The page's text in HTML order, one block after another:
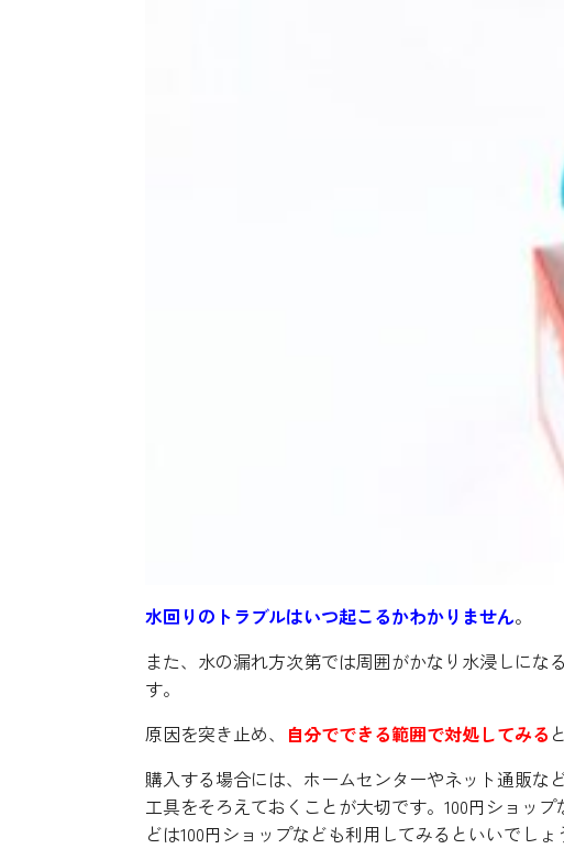
水回りのトラブルはいつ起こるかわかりません。
また、水の漏れ方次第では周囲がかなり水浸しに
す。
原因を突き止め、 自分でできる範囲で対処してみる
購入する場合には、ホームセンターやネット通販
工具をそろえておくことが大切です。100円ショッ
どは100円ショップなども利用してみるといいでしょ